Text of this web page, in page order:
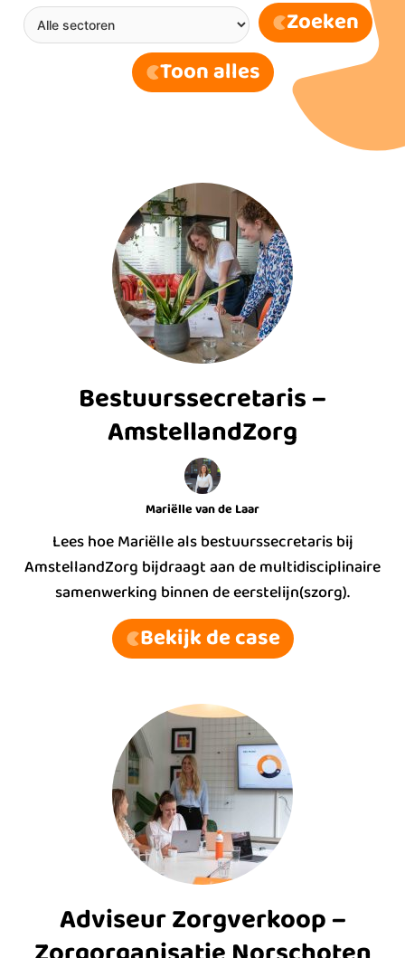
Zoeken
Toon alles
Bestuurssecretaris –
AmstellandZorg
Mariëlle van de Laar
Lees hoe Mariëlle als bestuurssecretaris bij
AmstellandZorg bijdraagt aan de multidisciplinaire
samenwerking binnen de eerstelijn(szorg).
Bekijk de case
Adviseur Zorgverkoop –